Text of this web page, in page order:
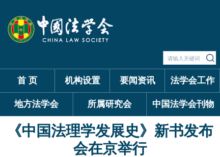
首 页 机构设置 要闻资讯 法学会工作
地方法学会 所属研究会 中国法学会刊物
《中国法理学发展史》新书发布
会在京举行